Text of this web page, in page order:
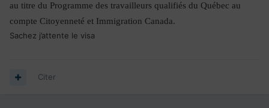
au titre du Programme des travailleurs qualifiés du Québec au
compte Citoyenneté et Immigration Canada.
Sachez j’attente le visa
Citer